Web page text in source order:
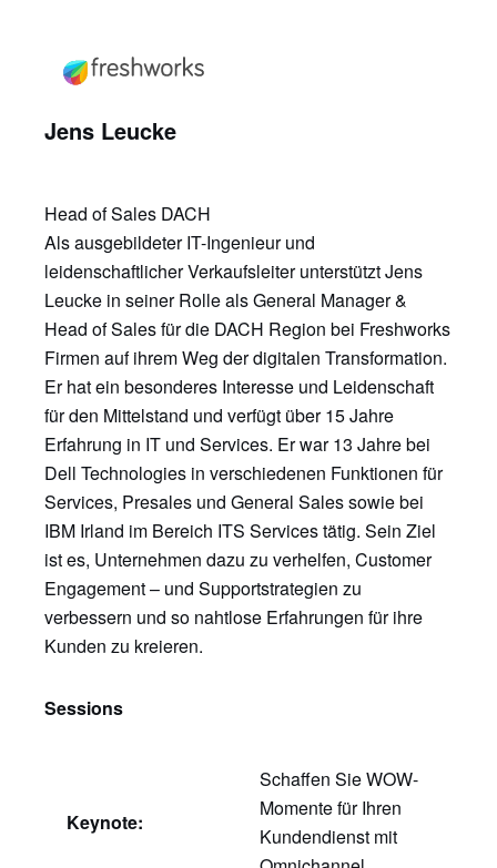
Jens Leucke
Head of Sales DACH
Als ausgebildeter IT-Ingenieur und
leidenschaftlicher Verkaufsleiter unterstützt Jens
Leucke in seiner Rolle als General Manager &
Head of Sales für die DACH Region bei Freshworks
Firmen auf ihrem Weg der digitalen Transformation.
Er hat ein besonderes Interesse und Leidenschaft
für den Mittelstand und verfügt über 15 Jahre
Erfahrung in IT und Services. Er war 13 Jahre bei
Dell Technologies in verschiedenen Funktionen für
Services, Presales und General Sales sowie bei
IBM Irland im Bereich ITS Services tätig. Sein Ziel
ist es, Unternehmen dazu zu verhelfen, Customer
Engagement – und Supportstrategien zu
verbessern und so nahtlose Erfahrungen für ihre
Kunden zu kreieren.
Sessions
Keynote:
Schaffen Sie WOW-
Momente für Ihren
Kundendienst mit